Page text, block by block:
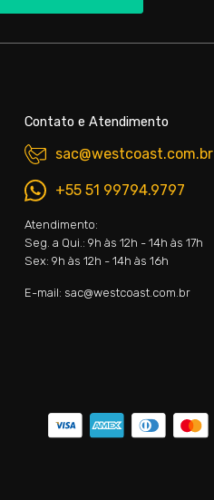
Contato e Atendimento
sac@westcoast.com.br
+55 51 99794.9797
Atendimento:
Seg. a Qui.: 9h às 12h - 14h às 17h
Sex: 9h às 12h - 14h às 16h
E-mail: sac@westcoast.com.br